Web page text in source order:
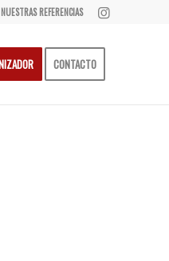
NUESTRAS REFERENCIAS
CONTACTO